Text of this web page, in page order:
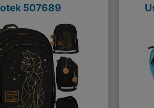
507689